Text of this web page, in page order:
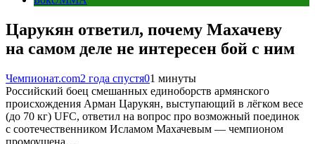
Царукян ответил, почему Махачеву
на самом деле не интересен бой с ним
Чемпионат.com2 года спустя01 минуты
Российский боец смешанных единоборств армянского
происхождения Арман Царукян, выступающий в лёгком весе
(до 70 кг) UFC, ответил на вопрос про возможный поединок
с соотечественником Исламом Махачевым — чемпионом
промоушена…